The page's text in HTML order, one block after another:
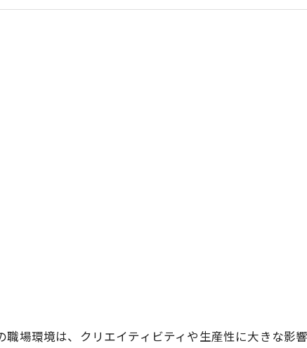
場環境は、クリエイティビティや生産性に大きな影